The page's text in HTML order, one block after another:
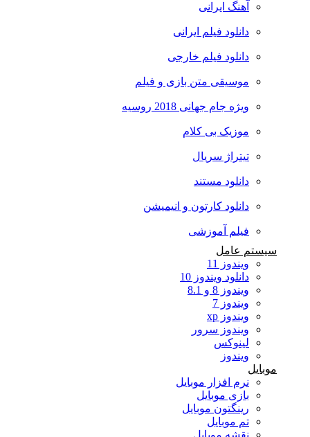
آهنگ ایرانی
دانلود فیلم ایرانی
دانلود فیلم خارجی
موسیقی متن بازی و فیلم
ویژه جام جهانی 2018 روسیه
موزیک بی کلام
تیتراژ سریال
دانلود مستند
دانلود کارتون و انیمیشن
فیلم آموزشی
سیستم عامل
ویندوز 11
دانلود ویندوز 10
ویندوز 8 و 8.1
ویندوز 7
ویندوز xp
ویندوز سرور
لینوکس
ویندوز
موبایل
نرم افزار موبایل
بازی موبایل
رینگتون موبایل
تم موبایل
نقشه موبایل